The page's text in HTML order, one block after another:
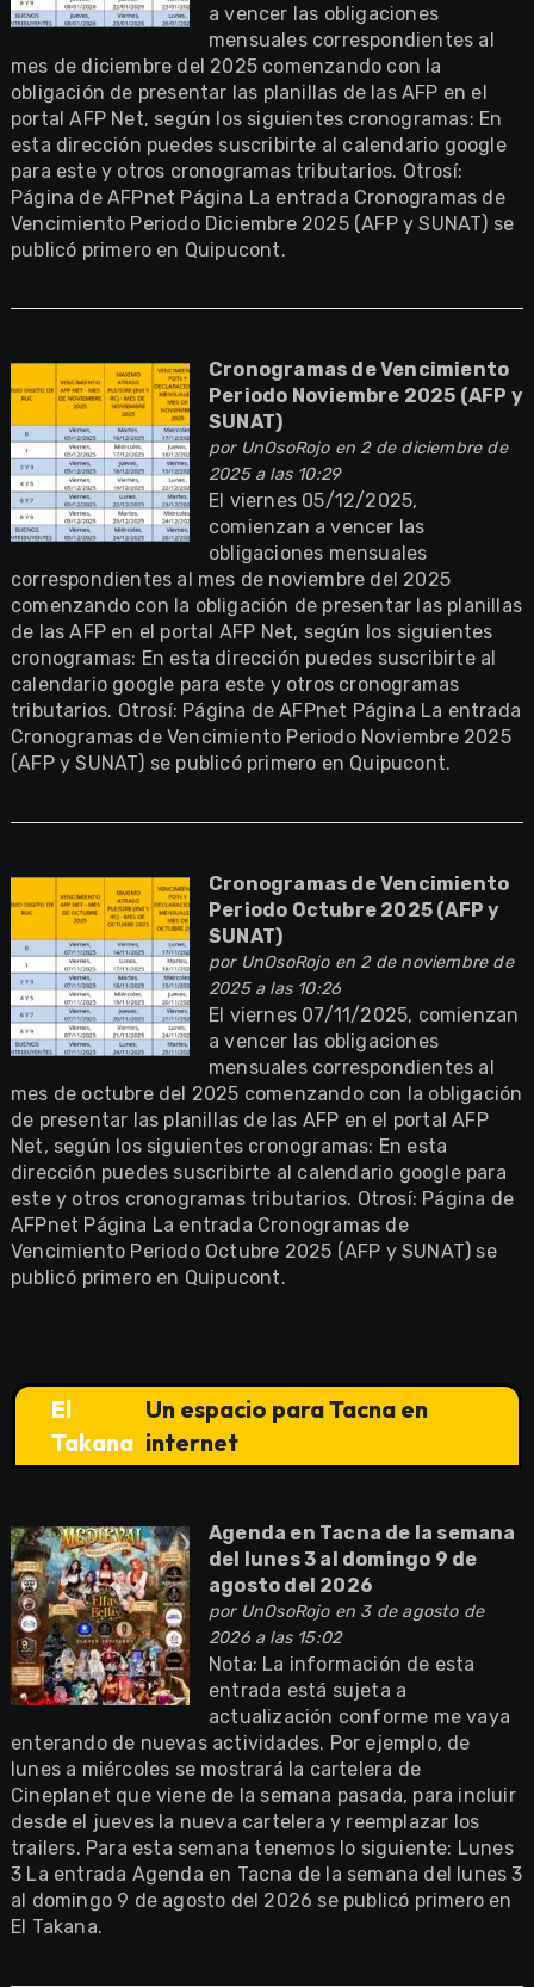
a vencer las obligaciones
mensuales correspondientes al
mes de diciembre del 2025 comenzando con la
obligación de presentar las planillas de las AFP en el
portal AFP Net, según los siguientes cronogramas: En
esta dirección puedes suscribirte al calendario google
para este y otros cronogramas tributarios. Otrosí:
Página de AFPnet Página La entrada Cronogramas de
Vencimiento Periodo Diciembre 2025 (AFP y SUNAT) se
publicó primero en Quipucont.
Cronogramas de Vencimiento
Periodo Noviembre 2025 (AFP y
SUNAT)
por UnOsoRojoen 2 de diciembre de
2025 a las 10:29
El viernes 05/12/2025,
comienzan a vencer las
obligaciones mensuales
correspondientes al mes de noviembre del 2025
comenzando con la obligación de presentar las planillas
de las AFP en el portal AFP Net, según los siguientes
cronogramas: En esta dirección puedes suscribirte al
calendario google para este y otros cronogramas
tributarios. Otrosí: Página de AFPnet Página La entrada
Cronogramas de Vencimiento Periodo Noviembre 2025
(AFP y SUNAT) se publicó primero en Quipucont.
Cronogramas de Vencimiento
Periodo Octubre 2025 (AFP y
SUNAT)
por UnOsoRojoen 2 de noviembre de
2025 a las 10:26
El viernes 07/11/2025, comienzan
a vencer las obligaciones
mensuales correspondientes al
mes de octubre del 2025 comenzando con la obligación
de presentar las planillas de las AFP en el portal AFP
Net, según los siguientes cronogramas: En esta
dirección puedes suscribirte al calendario google para
este y otros cronogramas tributarios. Otrosí: Página de
AFPnet Página La entrada Cronogramas de
Vencimiento Periodo Octubre 2025 (AFP y SUNAT) se
publicó primero en Quipucont.
El
Takana
Un espacio para Tacna en
internet
Agenda en Tacna de la semana
del lunes 3 al domingo 9 de
agosto del 2026
por UnOsoRojoen 3 de agosto de
2026 a las 15:02
Nota: La información de esta
entrada está sujeta a
actualización conforme me vaya
enterando de nuevas actividades. Por ejemplo, de
lunes a miércoles se mostrará la cartelera de
Cineplanet que viene de la semana pasada, para incluir
desde el jueves la nueva cartelera y reemplazar los
trailers. Para esta semana tenemos lo siguiente: Lunes
3 La entrada Agenda en Tacna de la semana del lunes 3
al domingo 9 de agosto del 2026 se publicó primero en
El Takana.